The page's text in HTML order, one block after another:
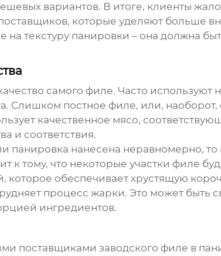
вариантов. В итоге, клиенты
которые уделяют больше
текстуру панировки – она должна
самого филе. Часто используют
Слишком постное филе, или,
качественное мясо,
и соответствия.
панировка нанесена неравномерно,
к тому, что некоторые участки филе
обеспечивает хрустящую
процесс жарки. Это может быть
ингредиентов.
поставщиками заводского филе в